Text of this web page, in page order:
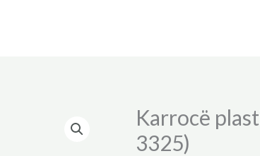
Karrocë
3325)